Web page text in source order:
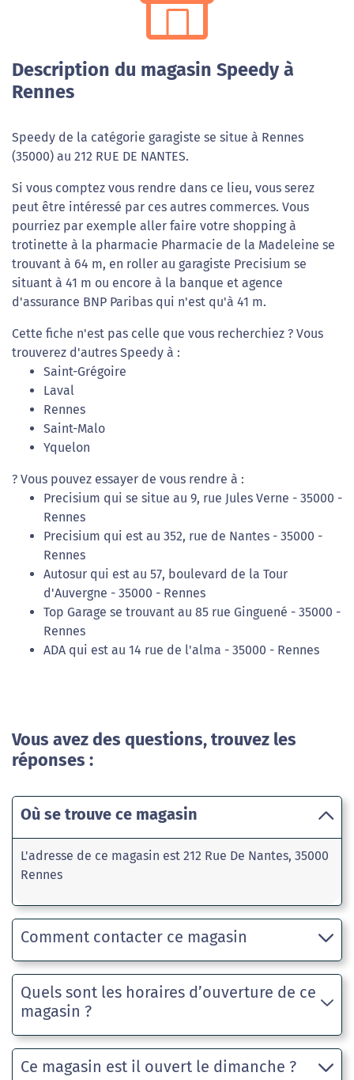
Description du magasin Speedy à
Rennes
Speedy de la catégorie garagiste se situe à Rennes
(35000) au 212 RUE DE NANTES.
Si vous comptez vous rendre dans ce lieu, vous serez
peut être intéressé par ces autres commerces. Vous
pourriez par exemple aller faire votre shopping à
trotinette à la pharmacie Pharmacie de la Madeleine se
trouvant à 64 m, en roller au garagiste Precisium se
situant à 41 m ou encore à la banque et agence
d'assurance BNP Paribas qui n'est qu'à 41 m.
Cette fiche n'est pas celle que vous recherchiez ? Vous
trouverez d'autres Speedy à :
Saint-Grégoire
Laval
Rennes
Saint-Malo
Yquelon
? Vous pouvez essayer de vous rendre à :
Precisium qui se situe au 9, rue Jules Verne - 35000 -
Rennes
Precisium qui est au 352, rue de Nantes - 35000 -
Rennes
Autosur qui est au 57, boulevard de la Tour
d'Auvergne - 35000 - Rennes
Top Garage se trouvant au 85 rue Ginguené - 35000 -
Rennes
ADA qui est au 14 rue de l'alma - 35000 - Rennes
Vous avez des questions, trouvez les
réponses :
Où se trouve ce magasin
L'adresse de ce magasin est 212 Rue De Nantes, 35000
Rennes
Comment contacter ce magasin
Quels sont les horaires d’ouverture de ce
magasin ?
Ce magasin est il ouvert le dimanche ?